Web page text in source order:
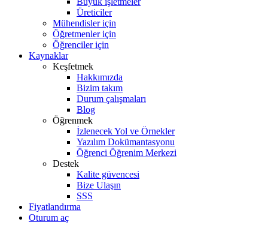
Üreticiler
Mühendisler için
Öğretmenler için
Öğrenciler için
Kaynaklar
Keşfetmek
Hakkımızda
Bizim takım
Durum çalışmaları
Blog
Öğrenmek
İzlenecek Yol ve Örnekler
Yazılım Dokümantasyonu
Öğrenci Öğrenim Merkezi
Destek
Kalite güvencesi
Bize Ulaşın
SSS
Fiyatlandırma
Oturum aç